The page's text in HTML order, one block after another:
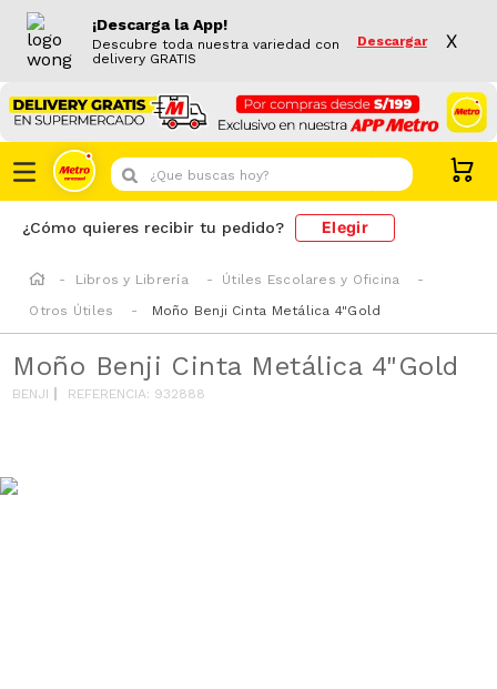
¡Descarga la App!
Descubre toda nuestra variedad con
delivery GRATIS
Descargar X
¿Que buscas hoy?
¿Cómo quieres recibir tu pedido? Elegir
Libros y Librería
Útiles Escolares y Oficina
Otros Útiles
Moño Benji Cinta Metálica 4"Gold
Moño Benji Cinta Metálica 4"Gold
BENJI REFERENCIA: 932888